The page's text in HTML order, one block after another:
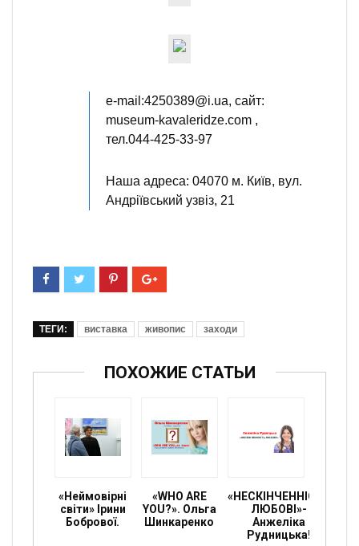
e-mail:4250389@і.ua, сайт:
museum-kavaleridze.com ,
тел.044-425-33-97
Наша адреса: 04070 м. Київ, вул.
Андріївський узвіз, 21
ТЕГИ: виставка живопис заходи
ПОХОЖИЕ СТАТЬИ
«Неймовірні
світи» Ірини
Бобрової.
«WHO ARE
YOU?». Ольга
Шинкаренко
«НЕСКІНЧЕННІСТЬ
ЛЮБОВІ»-
Анжеліка
Рудницька!